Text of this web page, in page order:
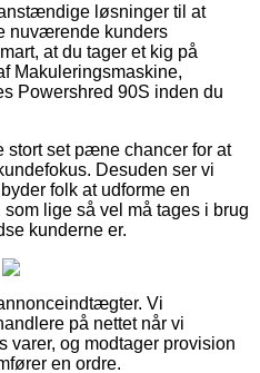
løsninger til at
nuværende kunders
at du tager et kig på
Makuleringsmaskine,
Powershred 90S inden du
stort set pæne chancer for at
Desuden ser vi
folk at udforme en
lige så vel må tages i brug
kunderne er.
Vi
på nettet når vi
varer, og modtager provision
en ordre.